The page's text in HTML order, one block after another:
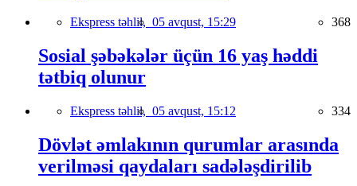
Ekspress təhlil, 05 avqust, 15:29 368
Sosial şəbəkələr üçün 16 yaş həddi
tətbiq olunur
Ekspress təhlil, 05 avqust, 15:12 334
Dövlət əmlakının qurumlar arasında
verilməsi qaydaları sadələşdirilib